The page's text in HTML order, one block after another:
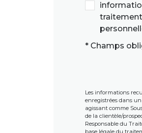
* Champs
Les informations
enregistrées dans
agissant comme
de la clientèle/
Responsable du
base légale du